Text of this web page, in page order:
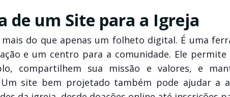
de um Site para a Igreja
do que apenas um folheto digital. É uma
e um centro para a comunidade. Ele permite
compartilhem sua missão e valores, e
Um site bem projetado também pode ajudar a